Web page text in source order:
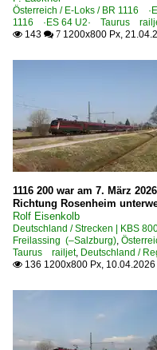
BR 1116 ·ES 64
BR 1116 ·ES
BR 1142
BR 1163
BR 1216 · E 190
BR 1216.9 ·ES
BR 1293
Elektrotriebzüge
BR 4011 ·ICE-T·
BR 4062 ·GTW
Galerien
Österreich / E-Loks / BR 1116
1116 ·ES 64 U2· Taurus
 143  7 1200x800 Px,
1116 200 war am 7. März
Richtung Rosenheim
Rolf Eisenkolb
Deutschland / Strecken | KBS
Freilassing (–Salzburg),
Taurus railjet, Deutschland /
 136 1200x800 Px, 10.04.2026